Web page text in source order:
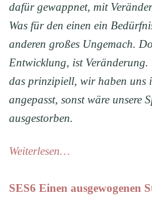
dafür gewappnet, mit
Was für den einen ein
anderen großes Ungemach.
Entwicklung, ist Veränderung.
das prinzipiell, wir haben uns
angepasst, sonst wäre unsere
ausgestorben.
Weiterlesen…
SES6 Einen ausgewogenen